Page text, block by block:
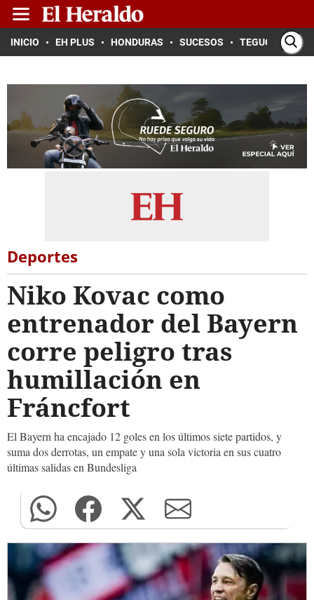
INICIO EH PLUS HONDURAS SUCESOS TEGUCIGALPA
Deportes
Niko Kovac como
entrenador del Bayern
corre peligro tras
humillación en
Fráncfort
El Bayern ha encajado 12 goles en los últimos siete partidos, y
suma dos derrotas, un empate y una sola victoria en sus cuatro
últimas salidas en Bundesliga